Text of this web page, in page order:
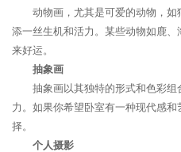
动物画，尤其是可爱的动物，
添一丝生机和活力。某些动物如鹿
来好运。
抽象画
抽象画以其独特的形式和色彩
力。如果你希望卧室有一种现代感
择。
个人摄影